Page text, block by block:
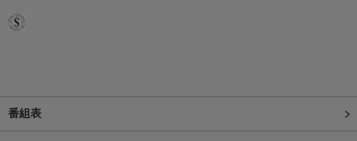
番組表